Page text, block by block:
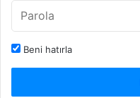
Beni hatırla